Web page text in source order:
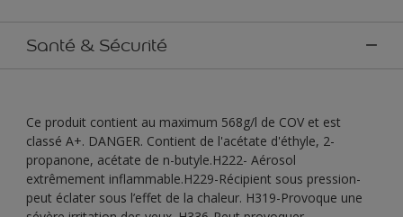
Santé & Sécurité
Ce produit contient au maximum 568g/l de COV et est
classé A+. DANGER. Contient de l'acétate d'éthyle, 2-
propanone, acétate de n-butyle.H222- Aérosol
extrêmement inflammable.H229-Récipient sous pression-
peut éclater sous l’effet de la chaleur. H319-Provoque une